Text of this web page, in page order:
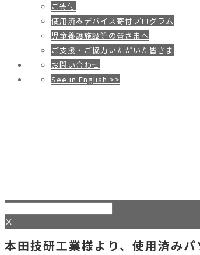
ご寄付
使用済みデバイス寄付プログラム
児童養護施設等の皆さまへ
ご支援・ご協力いただいた皆さま
お問い合わせ
See in English >>
×
本田技研工業様より、使用済み